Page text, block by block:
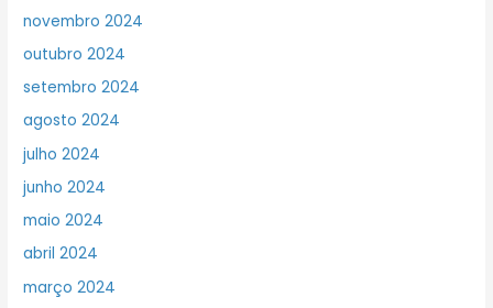
novembro 2024
outubro 2024
setembro 2024
agosto 2024
julho 2024
junho 2024
maio 2024
abril 2024
março 2024